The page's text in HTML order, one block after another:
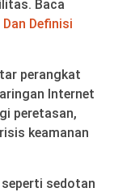
Baca
Definisi
perangkat
Internet
peretasan,
keamanan
sedotan